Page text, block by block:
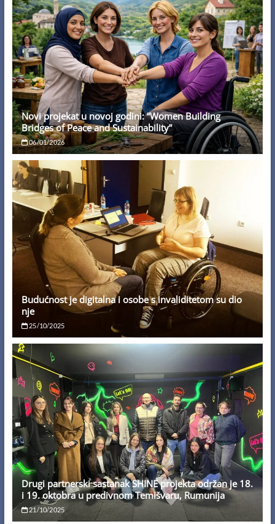
Novi projekat u novoj godini: “Women Building
Bridges of Peace and Sustainability”
06/01/2026
Budućnost je digitalna i osobe s invaliditetom su dio
nje
25/10/2025
Drugi partnerski sastanak SHINE projekta održan je 18.
i 19. oktobra u predivnom Temišvaru, Rumunija
21/10/2025